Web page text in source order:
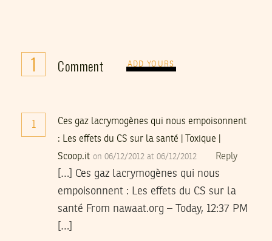
1 Comment ADD YOURS
Ces gaz lacrymogènes qui nous empoisonnent
: Les effets du CS sur la santé | Toxique |
Scoop.it on 06/12/2012 at 06/12/2012 Reply
[…] Ces gaz lacrymogènes qui nous
empoisonnent : Les effets du CS sur la
santé From nawaat.org – Today, 12:37 PM
[…]